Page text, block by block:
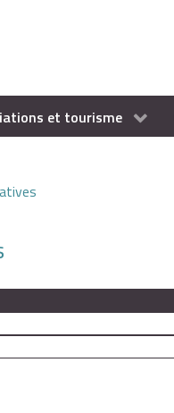
et tourisme